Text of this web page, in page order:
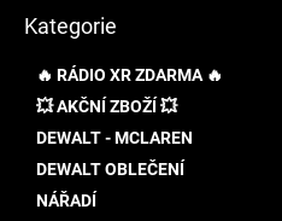
kategorie
Kategorie
🔥 RÁDIO XR ZDARMA 🔥
💥 AKČNÍ ZBOŽÍ 💥
DEWALT - MCLAREN
DEWALT OBLEČENÍ
NÁŘADÍ